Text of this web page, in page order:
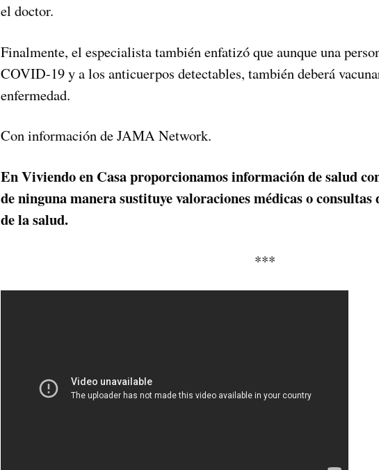
el doctor.
Finalmente, el especialista también enfatizó que aunque una
COVID-19 y a los anticuerpos detectables, también deberá
enfermedad.
Con información de JAMA Network.
En Viviendo en Casa proporcionamos información de salud
de ninguna manera sustituye valoraciones médicas o
de la salud.
***